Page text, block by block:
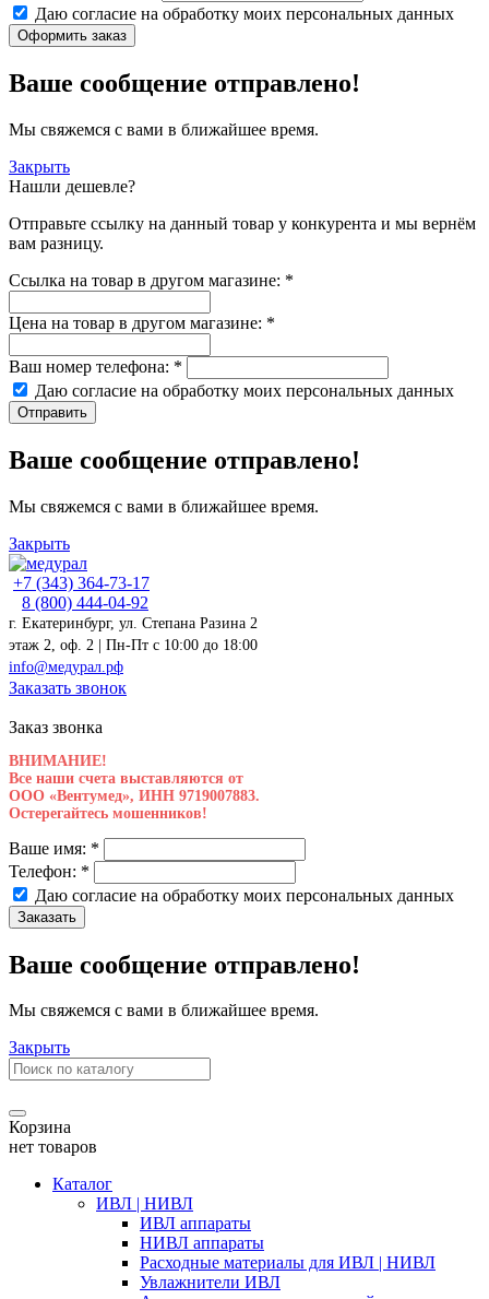
Даю согласие на обработку моих персональных данных
Оформить заказ
Ваше сообщение отправлено!
Мы свяжемся с вами в ближайшее время.
Закрыть
Нашли дешевле?
Отправьте ссылку на данный товар у конкурента и мы вернём
вам разницу.
Ссылка на товар в другом магазине: *
Цена на товар в другом магазине: *
Ваш номер телефона: *
Даю согласие на обработку моих персональных данных
Отправить
Ваше сообщение отправлено!
Мы свяжемся с вами в ближайшее время.
Закрыть
+7 (343) 364-73-17
8 (800) 444-04-92
г. Екатеринбург, ул. Степана Разина 2
этаж 2, оф. 2 | Пн-Пт c 10:00 до 18:00
info@медурал.рф
Заказать звонок
Заказ звонка
ВНИМАНИЕ!
Все наши счета выставляются от
ООО «Вентумед», ИНН 9719007883.
Остерегайтесь мошенников!
Ваше имя: *
Телефон: *
Даю согласие на обработку моих персональных данных
Заказать
Ваше сообщение отправлено!
Мы свяжемся с вами в ближайшее время.
Закрыть
Корзина
нет товаров
Каталог
ИВЛ | НИВЛ
ИВЛ аппараты
НИВЛ аппараты
Расходные материалы для ИВЛ | НИВЛ
Увлажнители ИВЛ